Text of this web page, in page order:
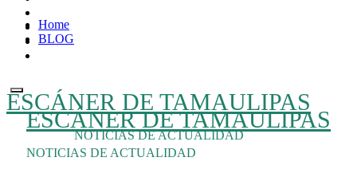
contenido
Home
BLOG
ESCÁNER DE TAMAULIPAS
NOTICIAS DE ACTUALIDAD
ESCÁNER DE TAMAULIPAS
NOTICIAS DE ACTUALIDAD